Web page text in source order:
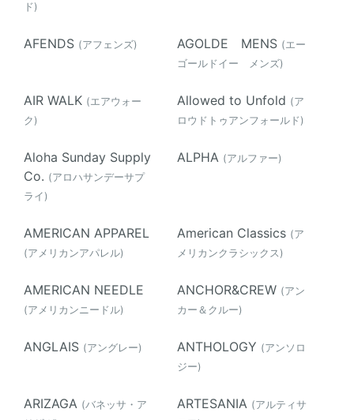
ド)
AFENDS (アフェンズ) AGOLDE MENS (エー
ゴールドイー メンズ)
AIR WALK (エアウォー
ク)
Allowed to Unfold (ア
ロウドトゥアンフォールド)
Aloha Sunday Supply
Co. (アロハサンデーサプ
ライ)
ALPHA (アルファー)
AMERICAN APPAREL
(アメリカンアパレル)
American Classics (ア
メリカンクラシックス)
AMERICAN NEEDLE
(アメリカンニードル)
ANCHOR&CREW (アン
カー＆クルー)
ANGLAIS (アングレー) ANTHOLOGY (アンソロ
ジー)
ARIZAGA (バネッサ・ア
ARTESANIA (アルティサ